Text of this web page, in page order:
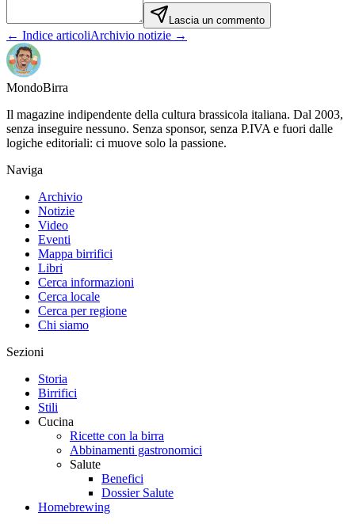
Lascia un commento
← Indice articoliArchivio notizie →
MondoBirra
Il magazine indipendente della cultura brassicola italiana. Dal 2003,
senza inseguire nessuno. Senza sponsor, senza P.IVA e fuori dalle
logiche editoriali: ci muove solo la passione.
Naviga
Archivio
Notizie
Video
Eventi
Mappa birrifici
Libri
Cerca informazioni
Cerca locale
Cerca per regione
Chi siamo
Sezioni
Storia
Birrifici
Stili
Cucina
Ricette con la birra
Abbinamenti gastronomici
Salute
Benefici
Dossier Salute
Homebrewing